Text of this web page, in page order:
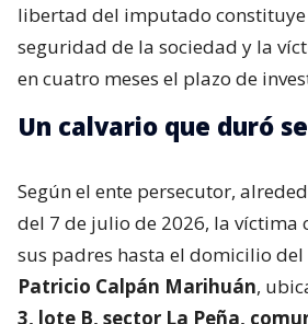
libertad del imputado
seguridad de la sociedad y la
en cuatro meses el plazo de
Un calvario que duró
Según el ente persecutor,
del 7 de julio de 2026, la víctima
sus padres hasta el domicilio
Patricio Calpán Marihuán,
3, lote B, sector La Peña,